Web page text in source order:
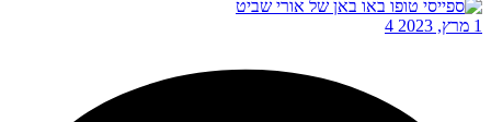
1 מרץ, 2023 4